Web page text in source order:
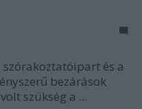
és a
bezárások
szükség a ...